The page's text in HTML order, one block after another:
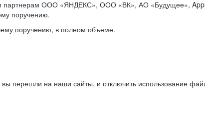
партнерам ООО «ЯНДЕКС», ООО «ВК», АО «Будущее»,
поручению.
поручению, в полном объеме.
вы перешли на наши сайты, и отключить использование